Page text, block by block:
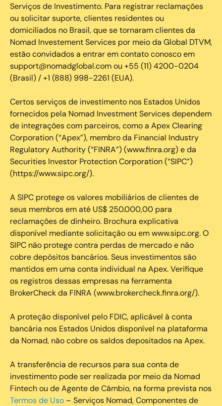
Serviços de Investimento. Para registrar reclamações
ou solicitar suporte, clientes residentes ou
domiciliados no Brasil, que se tornaram clientes da
Nomad Investement Services por meio da Global DTVM,
estão convidados a entrar em contato conosco em
support@nomadglobal.com ou +55 (11) 4200-0204
(Brasil) / +1 (888) 998-2261 (EUA).
Certos serviços de investimento nos Estados Unidos
fornecidos pela Nomad Investment Services dependem
de integrações com parceiros, como a Apex Clearing
Corporation (“Apex”), membro da Financial Industry
Regulatory Authority (“FINRA”) (www.finra.org) e da
Securities Investor Protection Corporation (“SIPC”)
(https://www.sipc.org/).
A SIPC protege os valores mobiliários de clientes de
seus membros em até US$ 250.000,00 para
reclamações de dinheiro. Brochura explicativa
disponível mediante solicitação ou em www.sipc.org. O
SIPC não protege contra perdas de mercado e não
cobre depósitos bancários. Seus investimentos são
mantidos em uma conta individual na Apex. Verifique
os registros dessas empresas na ferramenta
BrokerCheck da FINRA (www.brokercheck.finra.org/).
A proteção disponível pelo FDIC, aplicável à conta
bancária nos Estados Unidos disponível na plataforma
da Nomad, não cobre os saldos depositados na Apex.
A transferência de recursos para sua conta de
investimento pode ser realizada por meio da Nomad
Fintech ou de Agente de Câmbio, na forma prevista nos
Termos de Uso – Serviços Nomad, Componentes de